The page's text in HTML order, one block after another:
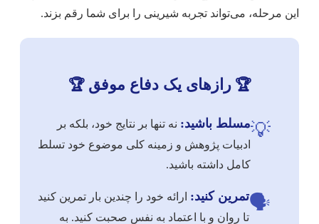
این مرحله، می‌تواند تجربه شیرینی را برای شما رقم بزند.
🏆رازهای یک دفاع موفق 🏆
💡مسلط باشید: نه تنها بر نتایج خود، بلکه بر
ادبیات پژوهش و زمینه کلی موضوع خود تسلط
کامل داشته باشید.
🗣️تمرین کنید: ارائه خود را چندین بار تمرین کنید
تا روان و با اعتماد به نفس صحبت کنید. به